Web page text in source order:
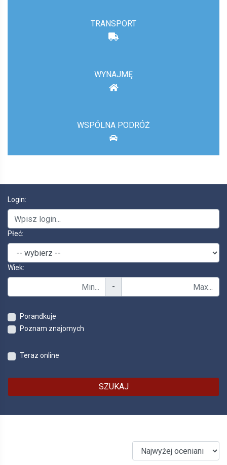
TRANSPORT
WYNAJMĘ
WSPÓLNA PODRÓŻ
Login:
Płeć:
Wiek:
-
Porandkuje
Poznam znajomych
Teraz online
SZUKAJ